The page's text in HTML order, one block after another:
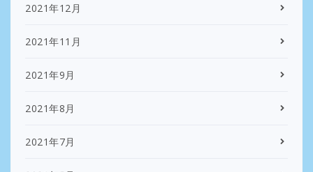
2021年12月
2021年11月
2021年9月
2021年8月
2021年7月